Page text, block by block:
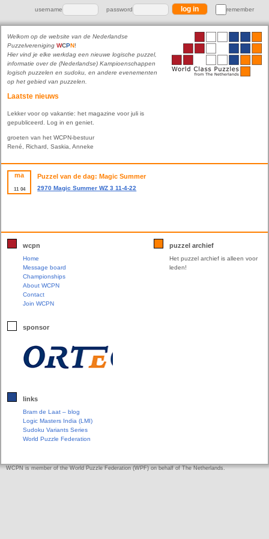
username password remember
Welkom op de website van de Nederlandse
Puzzelvereniging WCPN!
Hier vind je elke werkdag een nieuwe logische puzzel,
informatie over de (Nederlandse) Kampioenschappen
logisch puzzelen en sudoku, en andere evenementen
op het gebied van puzzelen.
Laatste nieuws
Lekker voor op vakantie: het magazine voor juli is
gepubliceerd. Log in en geniet.
groeten van het WCPN-bestuur
René, Richard, Saskia, Anneke
ma
11 04
Puzzel van de dag: Magic Summer
2970 Magic Summer WZ 3 11-4-22
wcpn
Home
Message board
Championships
About WCPN
Contact
Join WCPN
sponsor
links
Bram de Laat – blog
Logic Masters India (LMI)
Sudoku Variants Series
World Puzzle Federation
puzzel archief
Het puzzel archief is alleen voor
leden!
WCPN is member of the World Puzzle Federation (WPF) on behalf of The Netherlands.